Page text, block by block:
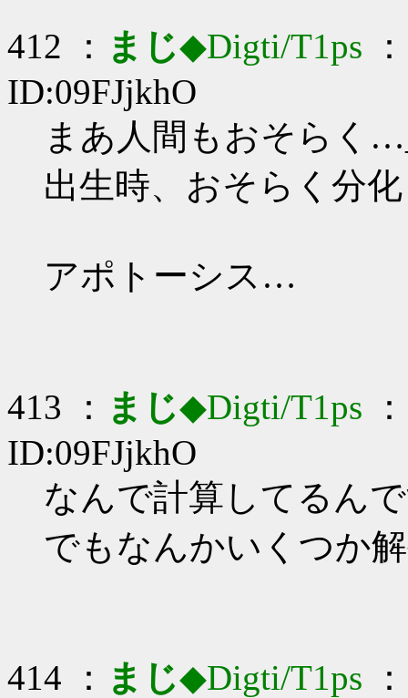
412 ： まじ◆Digti/T1ps
ID:09FJjkhO
まあ人間もおそらく
出生時、おそらく分
アポトーシス…
413 ： まじ◆Digti/T1ps
ID:09FJjkhO
なんで計算してるん
でもなんかいくつか
414 ： まじ◆Digti/T1ps